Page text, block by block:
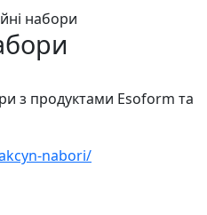
набори
з продуктами Esoform та
nabori/